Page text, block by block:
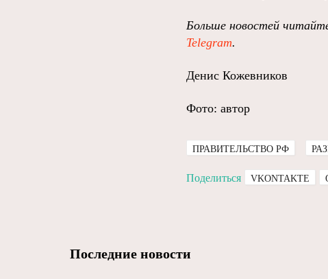
Больше новостей
Telegram.
Денис Кожевников
Фото: автор
ПРАВИТЕЛЬСТВО РФ
Поделиться VKONTAKTE
Последние новости